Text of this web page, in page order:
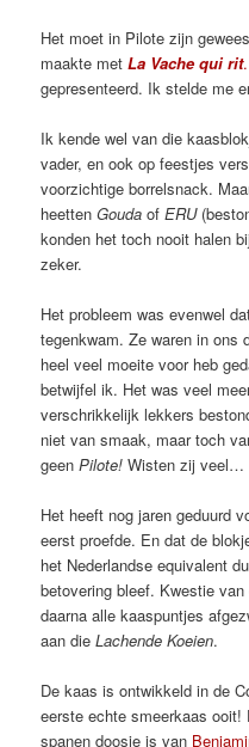
Het moet in Pilote zijn
maakte metLa Vache qui rit.
gepresenteerd. Ik stelde me
Ik kende wel van die
vader, en ook op feestjes
voorzichtige borrelsnack.
heettenGouda ofERU
konden het toch nooit halen
zeker.
Het probleem was evenwel
tegenkwam. Ze waren in ons
heel veel moeite voor heb
betwijfel ik. Het was veel
verschrikkelijk lekkers
niet van smaak, maar toch
geenPilote! Wisten zij veel…
Het heeft nog jaren geduurd
eerst proefde. En dat de
het Nederlandse equivalent
betovering bleef. Kwestie
daarna alle kaaspuntjes
aan dieLachende Koeien.
De kaas is ontwikkeld in de
eerste echte smeerkaas
spanen doosje is van